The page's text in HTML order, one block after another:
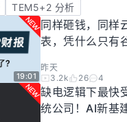
TEM5+2 分析
19:01
同样砸钱，同样
表，凭什么只有
你谷歌真正的投
有多高！
昨天
3.2k
26 4
缺电逻辑下最快
统公司！AI新基